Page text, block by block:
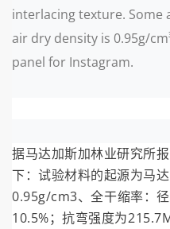
interlacing texture. Some
air dry density is 0.95g/
panel for Instagram.
据马达加斯加林业研究所
下：试验材料的起源为马
0.95g/cm3、全干缩率：
10.5%；抗弯强度为